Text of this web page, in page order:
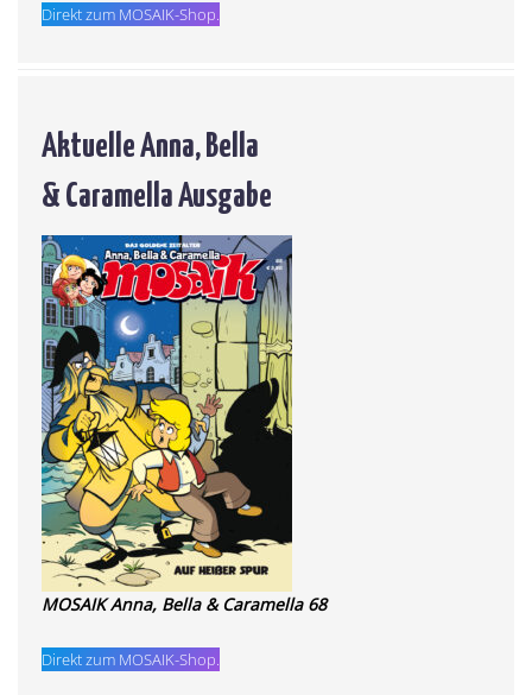
Direkt zum MOSAIK-Shop.
Aktuelle Anna, Bella
& Caramella Ausgabe
MOSAIK Anna, Bella & Caramella 68
Direkt zum MOSAIK-Shop.